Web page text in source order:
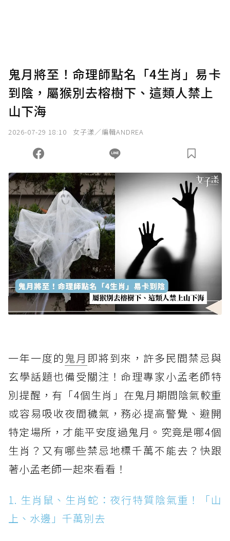
鬼月將至！命理師點名「4生肖」易卡
到陰，屬猴別去榕樹下、這類人禁上
山下海
2026-07-29 18:10 女子漾／編輯ANDREA
一年一度的鬼月 即將到來，許多民間禁忌與
玄學話題也備受關注！命理專家小孟老師特
別提醒，有「4個生肖」在鬼月期間陰氣較重
或容易吸收夜間穢氣，務必提高警覺、避開
特定場所，才能平安度過鬼月。究竟是哪4個
生肖？又有哪些禁忌地標千萬不能去？快跟
著小孟老師一起來看看！
1. 生肖鼠、生肖蛇：夜行特質陰氣重！「山
上、水邊」千萬別去